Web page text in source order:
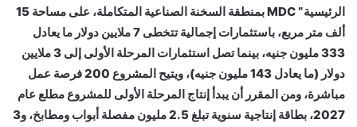
الرئيسية” MDC بمنطقة السخنة الصناعية المتكاملة، على مساحة 15
ألف متر مربع، باستثمارات إجمالية تتخطى 7 ملايين دولار ما يعادل
333 مليون جنيه، بينما تصل استثمارات المرحلة الأولى إلى 3 ملايين
دولار (ما يعادل 143 مليون جنيه)، ويتيح المشروع 200 فرصة عمل
مباشرة، ومن المقرر أن يبدأ إنتاج المرحلة الأولى للمشروع مطلع عام
2027، بطاقة إنتاجية سنوية تبلغ 2.5 مليون مفصلة أبواب ومطابخ، و3